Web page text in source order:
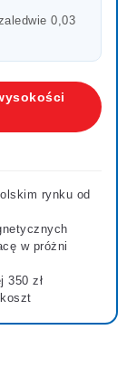
0,03
rynku od
w próżni
350 zł